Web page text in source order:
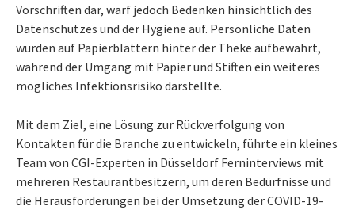
Vorschriften dar, warf jedoch Bedenken hinsichtlich des
Datenschutzes und der Hygiene auf. Persönliche Daten
wurden auf Papierblättern hinter der Theke aufbewahrt,
während der Umgang mit Papier und Stiften ein weiteres
mögliches Infektionsrisiko darstellte.
Mit dem Ziel, eine Lösung zur Rückverfolgung von
Kontakten für die Branche zu entwickeln, führte ein kleines
Team von CGI-Experten in Düsseldorf Ferninterviews mit
mehreren Restaurantbesitzern, um deren Bedürfnisse und
die Herausforderungen bei der Umsetzung der COVID-19-